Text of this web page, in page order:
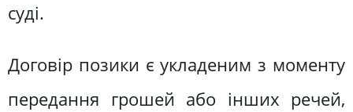
суді.
Договір позики є укладеним з моменту
передання грошей або інших речей,